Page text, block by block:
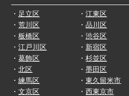
・ 足立区
・荒川区
・板橋区
・江戸川区
・葛飾区
・北区
・江東区
・品川区
・渋谷区
・ 新宿区
・杉並区
・墨田区
・練馬区
・文京区
・東久留米市
・西東京市